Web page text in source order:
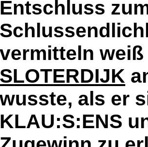
Entschluss
vermitteln
SLOTERDIJK
wusste, als er
KLAU:S:ENS